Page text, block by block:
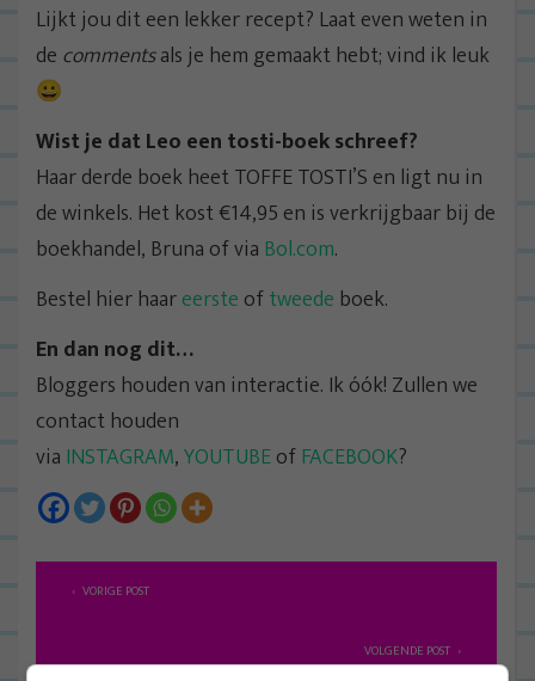
Lijkt jou dit een lekker recept? Laat even weten in
de commentsals je hem gemaakt hebt; vind ik leuk
😀
Wist je dat Leo een tosti-boek schreef?
Haar derde boek heet TOFFE TOSTI’S en ligt nu in
de winkels. Het kost €14,95 en is verkrijgbaar bij de
boekhandel, Bruna of via Bol.com.
Bestel hier haareerste oftweede boek.
En dan nog dit…
Bloggers houden van interactie. Ik óók! Zullen we
contact houden
via INSTAGRAM,YOUTUBEofFACEBOOK?
B VORIGE POST
VOLGENDE POST